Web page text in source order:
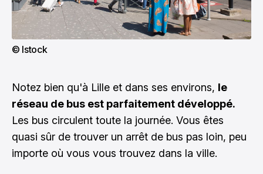
© Istock
Notez bien qu'à Lille et dans ses environs, le
réseau de bus est parfaitement développé.
Les bus circulent toute la journée. Vous êtes
quasi sûr de trouver un arrêt de bus pas loin, peu
importe où vous vous trouvez dans la ville.